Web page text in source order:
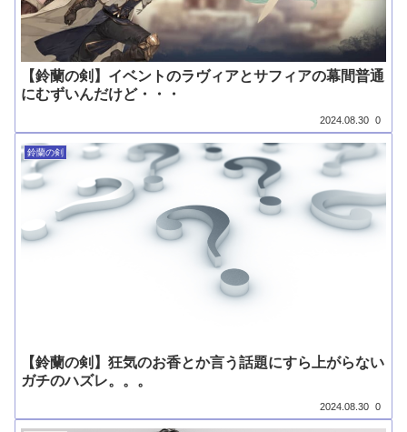
【鈴蘭の剣】イベントのラヴィアとサフィアの幕間普通
にむずいんだけど・・・
2024.08.30 0
鈴蘭の剣
【鈴蘭の剣】狂気のお香とか言う話題にすら上がらない
ガチのハズレ。。。
2024.08.30 0